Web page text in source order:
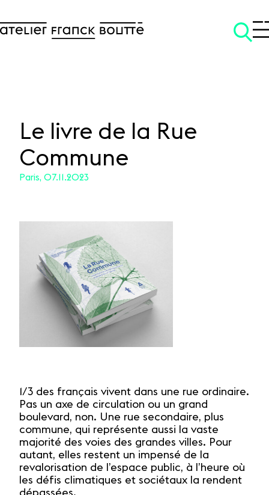
SKIP TO CONTENT
Le livre de la Rue
Commune
Paris, 07.11.2023
1/3 des français vivent dans une rue ordinaire.
Pas un axe de circulation ou un grand
boulevard, non. Une rue secondaire, plus
commune, qui représente aussi la vaste
majorité des voies des grandes villes. Pour
autant, elles restent un impensé de la
revalorisation de l’espace public, à l’heure où
les défis climatiques et sociétaux la rendent